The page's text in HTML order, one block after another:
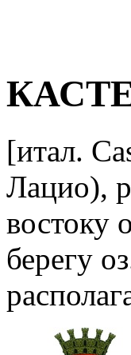
[итал.
Лацио),
востоку
берегу